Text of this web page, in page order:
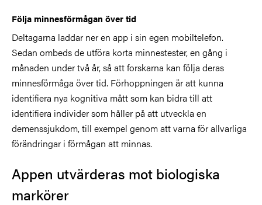
Följa minnesförmågan över tid
Deltagarna laddar ner en app i sin egen mobiltelefon.
Sedan ombeds de utföra korta minnestester, en gång i
månaden under två år, så att forskarna kan följa deras
minnesförmåga över tid. Förhoppningen är att kunna
identifiera nya kognitiva mått som kan bidra till att
identifiera individer som håller på att utveckla en
demenssjukdom, till exempel genom att varna för allvarliga
förändringar i förmågan att minnas.
Appen utvärderas mot biologiska
markörer